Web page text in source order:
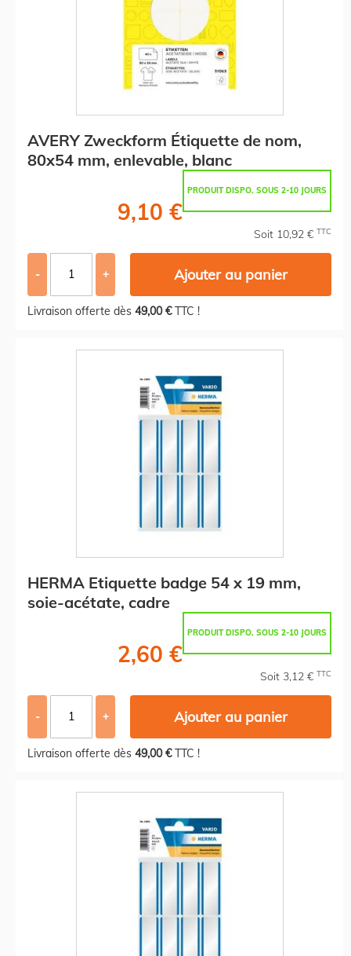
AVERY Zweckform Étiquette de nom,
80x54 mm, enlevable, blanc
PRODUIT DISPO. SOUS 2-10 JOURS
9,10 €
Soit 10,92 € TTC
- + Ajouter au panier
Livraison offerte dès 49,00 €TTC !
HERMA Etiquette badge 54 x 19 mm,
soie-acétate, cadre
PRODUIT DISPO. SOUS 2-10 JOURS
2,60 €
Soit 3,12 € TTC
- + Ajouter au panier
Livraison offerte dès 49,00 €TTC !